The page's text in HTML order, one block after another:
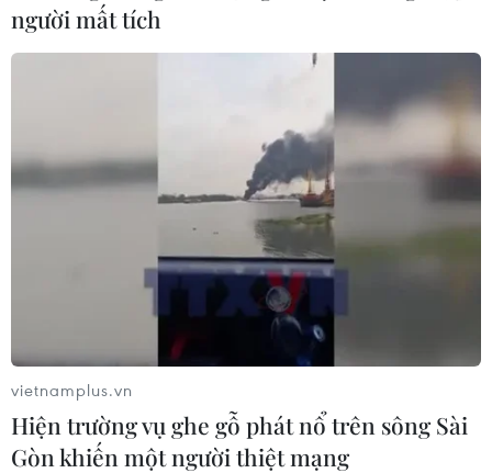
người mất tích
vietnamplus.vn
Hiện trường vụ ghe gỗ phát nổ trên sông Sài
Gòn khiến một người thiệt mạng